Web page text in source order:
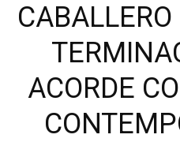
ACORDE